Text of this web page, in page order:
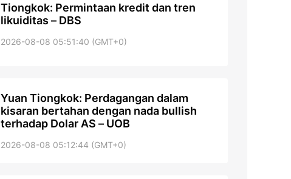
Tiongkok: Permintaan kredit dan tren
likuiditas – DBS
2026-08-08 05:51:40 (GMT+0)
Yuan Tiongkok: Perdagangan dalam
kisaran bertahan dengan nada bullish
terhadap Dolar AS – UOB
2026-08-08 05:12:44 (GMT+0)